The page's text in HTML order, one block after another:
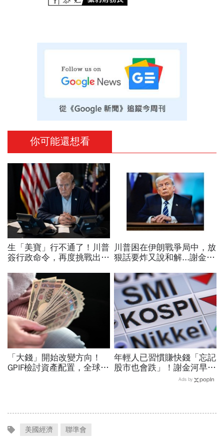
你可能還想看
生「美寶」行不通了！川普
簽行政命令，再度挑戰出生
允許花錢買進美國的資格
川普困在伊朗戰爭局中，放
狠話要炸又說和解...謝金河
一個國家的未來
「大錢」開始改變方向！
GPIF檢討資產配置，全球資
年輕人已習慣賺快錢「忘記
股市也會跌」！謝金河早一
步示警南韓個股槓桿ETF會
Ads by
美國經濟 聯準會